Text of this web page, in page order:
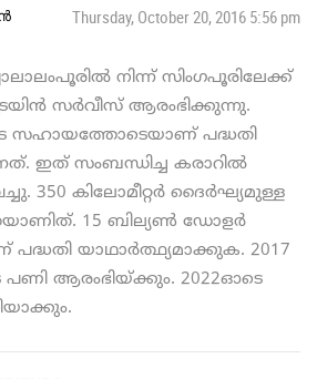
Thursday, October 20, 2016 5:56 pm
നിന്ന് സിംഗപൂരിലേക്ക്
സര്‍വീസ് ആരംഭിക്കുന്നു.
സഹായത്തോടെയാണ് പദ്ധതി
ഇത് സംബന്ധിച്ച കരാറിൽ
350 കിലോമീറ്റര്‍ ദൈര്‍ഘ്യമുള്ള
15 ബില്യണ്‍ ഡോളർ
പദ്ധതി യാഥാർത്ഥ്യമാക്കുക. 2017
ആരംഭിയ്ക്കും. 2022ഓടെ